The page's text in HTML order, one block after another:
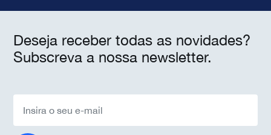
Deseja receber todas as novidades?
Subscreva a nossa newsletter.